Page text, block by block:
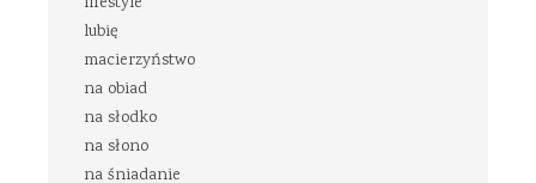
lubię
macierzyństwo
na obiad
na słodko
na słono
na śniadanie